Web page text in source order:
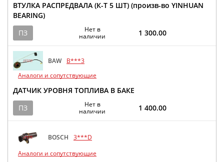
ВТУЛКА РАСПРЕДВАЛА (К-Т 5 ШТ) (произв-во YINHUAN
BEARING)
ПЗ
Нет в
наличии
1 300.00
BAW
B***3
Аналоги и сопутствующие
ДАТЧИК УРОВНЯ ТОПЛИВА В БАКЕ
ПЗ
Нет в
наличии
1 400.00
BOSCH
3***D
Аналоги и сопутствующие